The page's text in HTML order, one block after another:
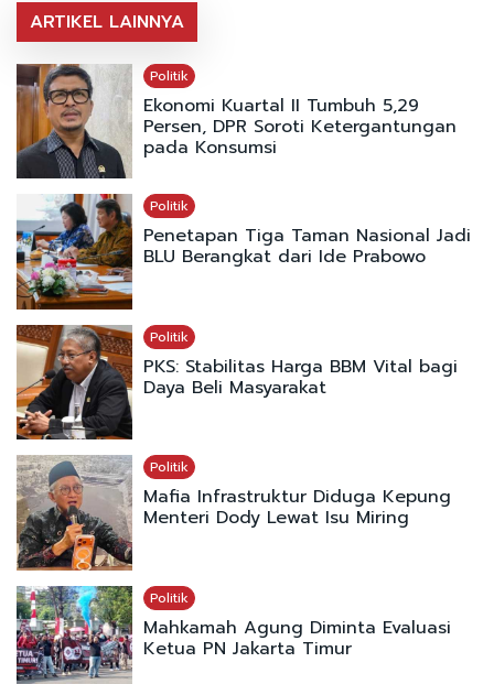
ARTIKEL LAINNYA
Politik
Ekonomi Kuartal II Tumbuh 5,29
Persen, DPR Soroti Ketergantungan
pada Konsumsi
Politik
Penetapan Tiga Taman Nasional Jadi
BLU Berangkat dari Ide Prabowo
Politik
PKS: Stabilitas Harga BBM Vital bagi
Daya Beli Masyarakat
Politik
Mafia Infrastruktur Diduga Kepung
Menteri Dody Lewat Isu Miring
Politik
Mahkamah Agung Diminta Evaluasi
Ketua PN Jakarta Timur